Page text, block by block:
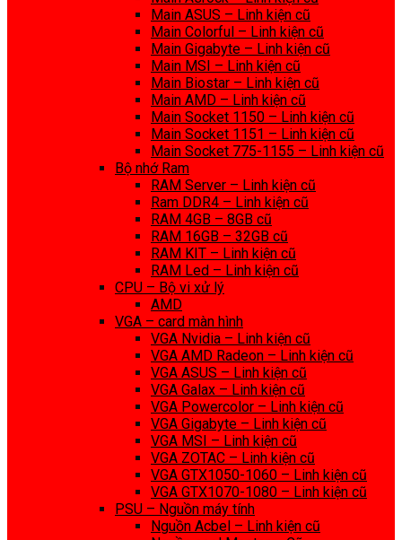
Main ASUS – Linh kiện cũ
Main Colorful – Linh kiện cũ
Main Gigabyte – Linh kiện cũ
Main MSI – Linh kiện cũ
Main Biostar – Linh kiện cũ
Main AMD – Linh kiện cũ
Main Socket 1150 – Linh kiện cũ
Main Socket 1151 – Linh kiện cũ
Main Socket 775-1155 – Linh kiện cũ
Bộ nhớ Ram
RAM Server – Linh kiện cũ
Ram DDR4 – Linh kiện cũ
RAM 4GB – 8GB cũ
RAM 16GB – 32GB cũ
RAM KIT – Linh kiện cũ
RAM Led – Linh kiện cũ
CPU – Bộ vi xử lý
AMD
VGA – card màn hình
VGA Nvidia – Linh kiện cũ
VGA AMD Radeon – Linh kiện cũ
VGA ASUS – Linh kiện cũ
VGA Galax – Linh kiện cũ
VGA Powercolor – Linh kiện cũ
VGA Gigabyte – Linh kiện cũ
VGA MSI – Linh kiện cũ
VGA ZOTAC – Linh kiện cũ
VGA GTX1050-1060 – Linh kiện cũ
VGA GTX1070-1080 – Linh kiện cũ
PSU – Nguồn máy tính
Nguồn Acbel – Linh kiện cũ